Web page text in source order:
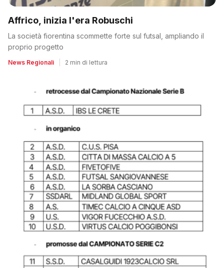
Affrico, inizia l'era Robuschi
La società fiorentina scommette forte sul futsal, ampliando il
proprio progetto
News Regionali 2 min di lettura